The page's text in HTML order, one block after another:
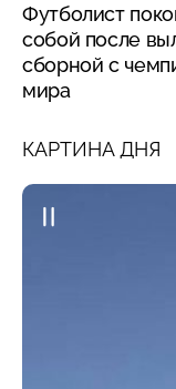
Футболист
собой после
сборной с
мира
КАРТИНА ДНЯ